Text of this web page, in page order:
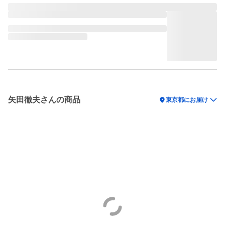
矢田徹夫さんの商品 location_on東京都にお届け